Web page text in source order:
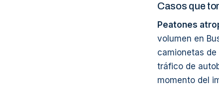
Casos que
Peatones
volumen en
camionetas
tráfico de
momento del